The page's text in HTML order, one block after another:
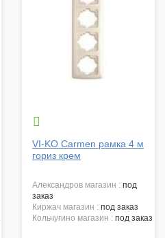

VI-KO Carmen рамка 4 м
гориз крем
александров магазин : под
заказ
киржач магазин : под заказ
кольчугино магазин : под заказ